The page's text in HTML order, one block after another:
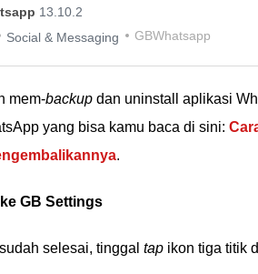
13.10.2
Social & Messaging GBWhatsapp
mem-backup dan uninstall aplikasi
yang bisa kamu baca di sini:
.
GB Settings
selesai, tinggal tap ikon tiga titik